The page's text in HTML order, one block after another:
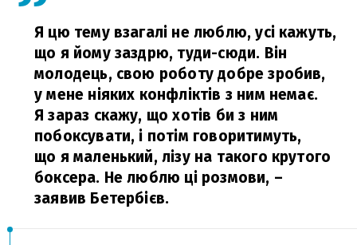
Я цю тему взагалі не люблю, усі кажуть,
що я йому заздрю, туди-сюди. Він
молодець, свою роботу добре зробив,
у мене ніяких конфліктів з ним немає.
Я зараз скажу, що хотів би з ним
побоксувати, і потім говоритимуть,
що я маленький, лізу на такого крутого
боксера. Не люблю ці розмови, –
заявив Бетербієв.